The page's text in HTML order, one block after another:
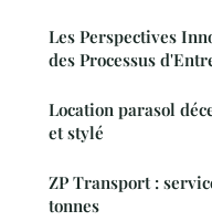
Les Perspectives
des Processus
Location parasol
et stylé
ZP Transport :
tonnes